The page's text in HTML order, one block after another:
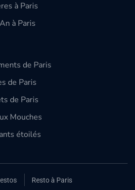
à Paris
à Paris
de Paris
de Paris
de Paris
Mouches
étoilés
Resto à Paris